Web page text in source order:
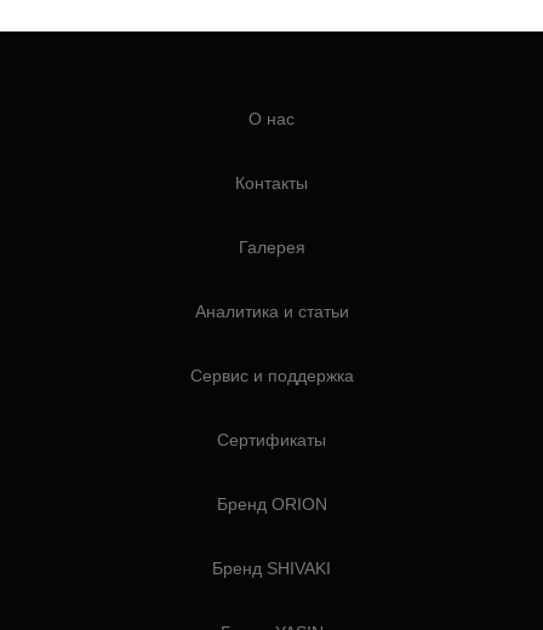
О нас
Контакты
Галерея
Аналитика и статьи
Сервис и поддержка
Сертификаты
Бренд ORION
Бренд SHIVAKI